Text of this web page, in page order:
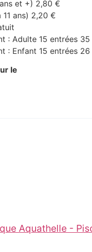
et +) 2,80 €
ans) 2,20 €
: Adulte 15 entrées
: Enfant 15 entrées
le
Aquathelle -